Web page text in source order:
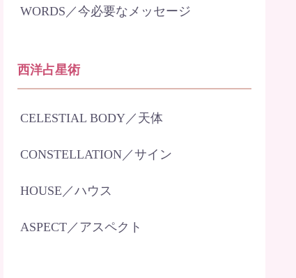
WORDS／今必要なメッセージ
西洋占星術
CELESTIAL BODY／天体
CONSTELLATION／サイン
HOUSE／ハウス
ASPECT／アスペクト